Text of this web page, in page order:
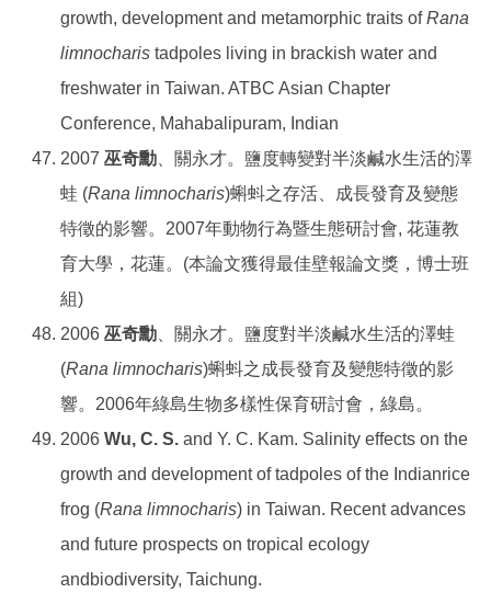
growth, development and metamorphic traits ofRana
limnocharis tadpoles living in brackish water and
freshwater in Taiwan. ATBC Asian Chapter
Conference, Mahabalipuram, Indian
2007 巫奇勳 、關永才。鹽度轉變對半淡鹹水生活的澤
蛙 (Rana limnocharis)蝌蚪之存活、成長發育及變態
特徵的影響。2007年動物行為暨生態研討會, 花蓮教
育大學，花蓮。(本論文獲得最佳壁報論文獎，博士班
組)
2006 巫奇勳 、關永才。鹽度對半淡鹹水生活的澤蛙
(Rana limnocharis)蝌蚪之成長發育及變態特徵的影
響。2006年綠島生物多樣性保育研討會，綠島。
2006 Wu, C. S. and Y. C. Kam. Salinity effects on the
growth and development of tadpoles of the Indianrice
frog (Rana limnocharis) in Taiwan. Recent advances
and future prospects on tropical ecology
andbiodiversity, Taichung.